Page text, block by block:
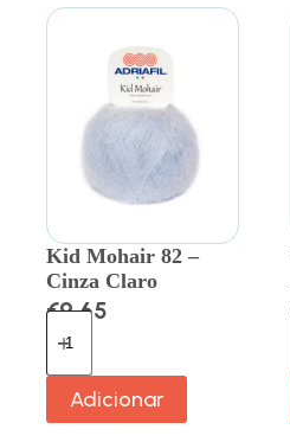
Kid Mohair 82 –
Cinza Claro
€9.65
Adicionar